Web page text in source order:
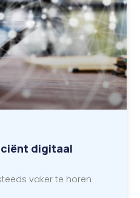
digitaal
vaker te horen